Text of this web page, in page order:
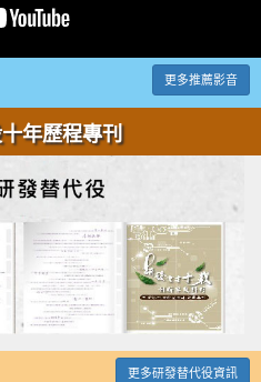
更多推薦影音
年歷程專刊
更多研發替代役資訊